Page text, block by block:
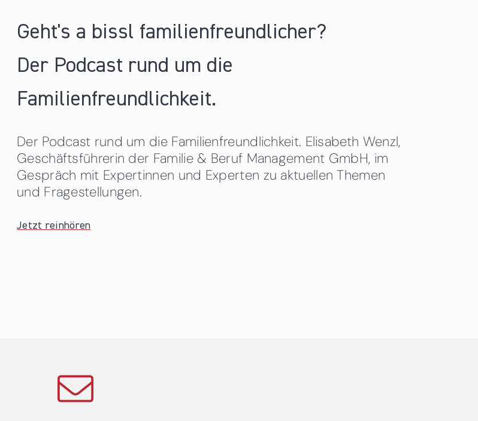
Geht's a bissl familienfreundlicher?
Der Podcast rund um die
Familienfreundlichkeit.
Der Podcast rund um die Familienfreundlichkeit. Elisabeth Wenzl,
Geschäftsführerin der Familie & Beruf Management GmbH, im
Gespräch mit Expertinnen und Experten zu aktuellen Themen
und Fragestellungen.
Jetzt reinhören